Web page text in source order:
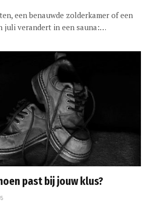
een benauwde zolderkamer of een
juli verandert in een sauna:…
past bij jouw klus?